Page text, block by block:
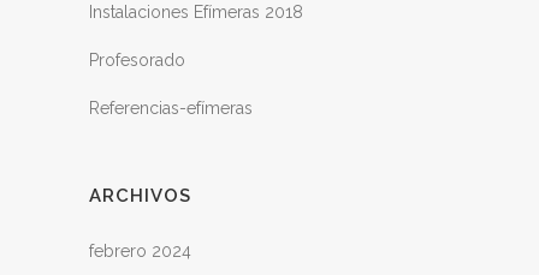
Instalaciones Efímeras 2018
Profesorado
Referencias-efímeras
ARCHIVOS
febrero 2024